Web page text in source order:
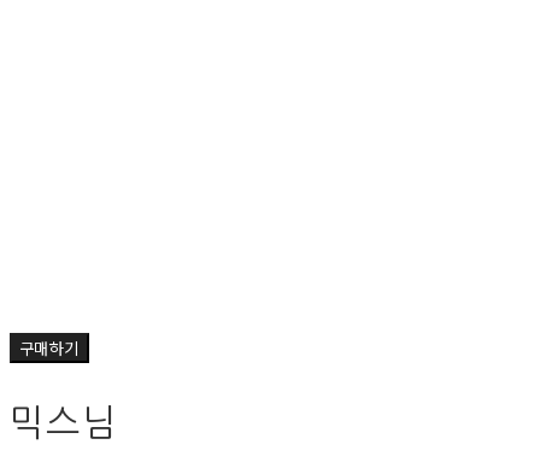
구매하기
믹스님